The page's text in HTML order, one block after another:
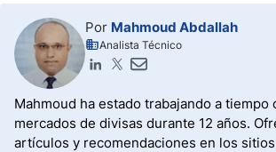
Por Mahmoud Abdallah
Analista Técnico
Mahmoud ha estado trabajando a tiempo
mercados de divisas durante 12 años.
artículos y recomendaciones en los